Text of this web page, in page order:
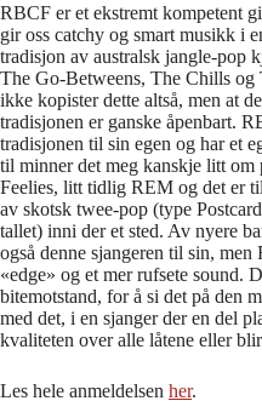
RBCF er et ekstremt kompetent
gir oss catchy og smart musikk i
tradisjon av australsk jangle-pop
The Go-Betweens, The Chills
ikke kopister dette altså, men at
tradisjonen er ganske åpenbart.
tradisjonen til sin egen og har et
til minner det meg kanskje litt om
Feelies, litt tidlig REM og det er
av skotsk twee-pop (type
tallet) inni der et sted. Av nyere
også denne sjangeren til sin, men
«edge» og et mer rufsete sound.
bitemotstand, for å si det på den
med det, i en sjanger der en del
kvaliteten over alle låtene eller
Les hele anmeldelsen her.